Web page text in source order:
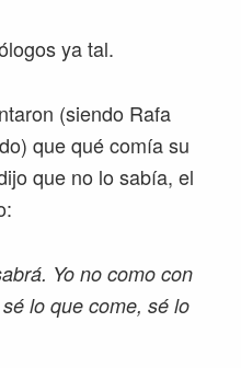
ya tal.
(siendo Rafa
que qué comía su
que no lo sabía, el
Yo no como con
lo que come, sé lo